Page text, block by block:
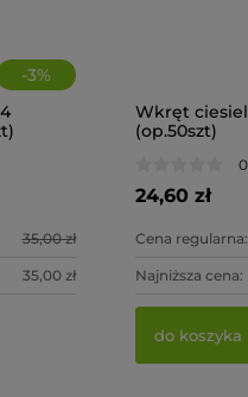
-3%
35,00 zł
35,00 zł
Wkręt
(op.50szt)
24,60 zł
Cena regularna:
Najniższa cena:
do koszyka